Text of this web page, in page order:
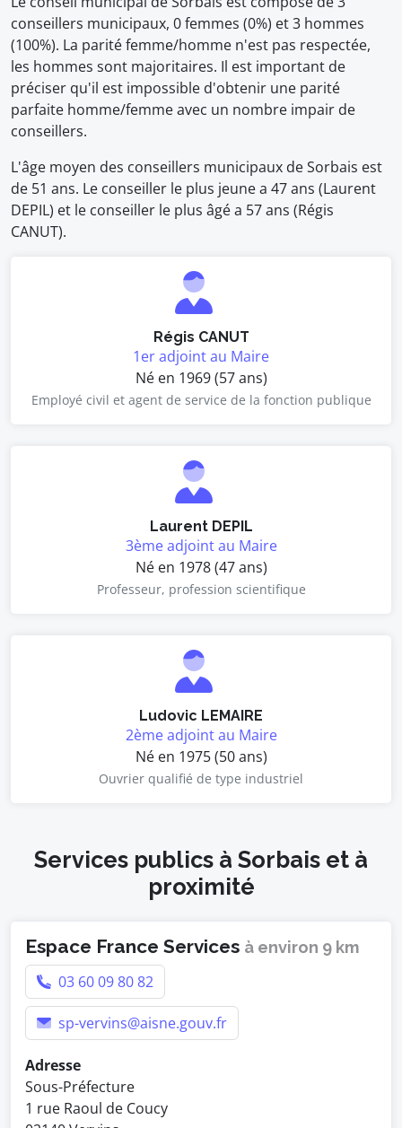
conseillers municipaux, 0 femmes (0%) et 3 hommes
(100%). La parité femme/homme n'est pas respectée,
les hommes sont majoritaires. Il est important de
préciser qu'il est impossible d'obtenir une parité
parfaite homme/femme avec un nombre impair de
conseillers.
L'âge moyen des conseillers municipaux de Sorbais est
de 51 ans. Le conseiller le plus jeune a 47 ans (Laurent
DEPIL) et le conseiller le plus âgé a 57 ans (Régis
CANUT).
Régis CANUT
1er adjoint au Maire
Né en 1969 (57 ans)
Employé civil et agent de service de la fonction publique
Laurent DEPIL
3ème adjoint au Maire
Né en 1978 (47 ans)
Professeur, profession scientifique
Ludovic LEMAIRE
2ème adjoint au Maire
Né en 1975 (50 ans)
Ouvrier qualifié de type industriel
Services publics à Sorbais et à
proximité
Espace France Services à environ 9 km
03 60 09 80 82
sp-vervins@aisne.gouv.fr
Adresse
Sous-Préfecture
1 rue Raoul de Coucy